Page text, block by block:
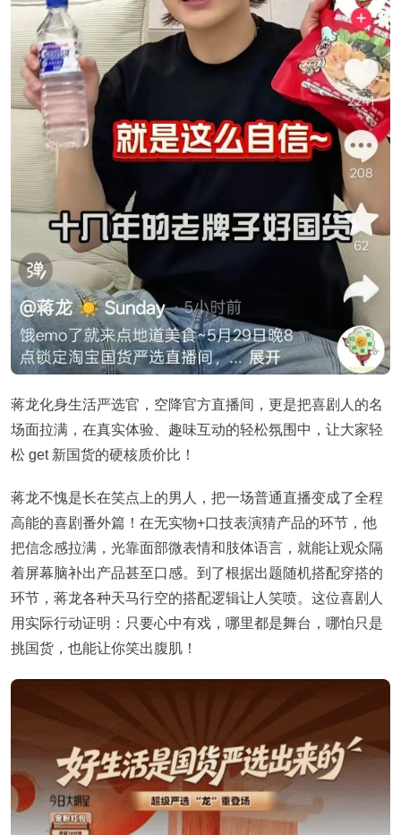
蒋龙化身生活严选官，空降官方直播间，更是把喜剧人的名
场面拉满，在真实体验、趣味互动的轻松氛围中，让大家轻
松 get 新国货的硬核质价比！
蒋龙不愧是长在笑点上的男人，把一场普通直播变成了全程
高能的喜剧番外篇！在无实物+口技表演猜产品的环节，他
把信念感拉满，光靠面部微表情和肢体语言，就能让观众隔
着屏幕脑补出产品甚至口感。到了根据出题随机搭配穿搭的
环节，蒋龙各种天马行空的搭配逻辑让人笑喷。这位喜剧人
用实际行动证明：只要心中有戏，哪里都是舞台，哪怕只是
挑国货，也能让你笑出腹肌！